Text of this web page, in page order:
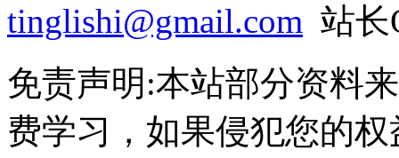
tinglishi@gmail.com 站长
免责声明:本站部分资料
费学习，如果侵犯您的